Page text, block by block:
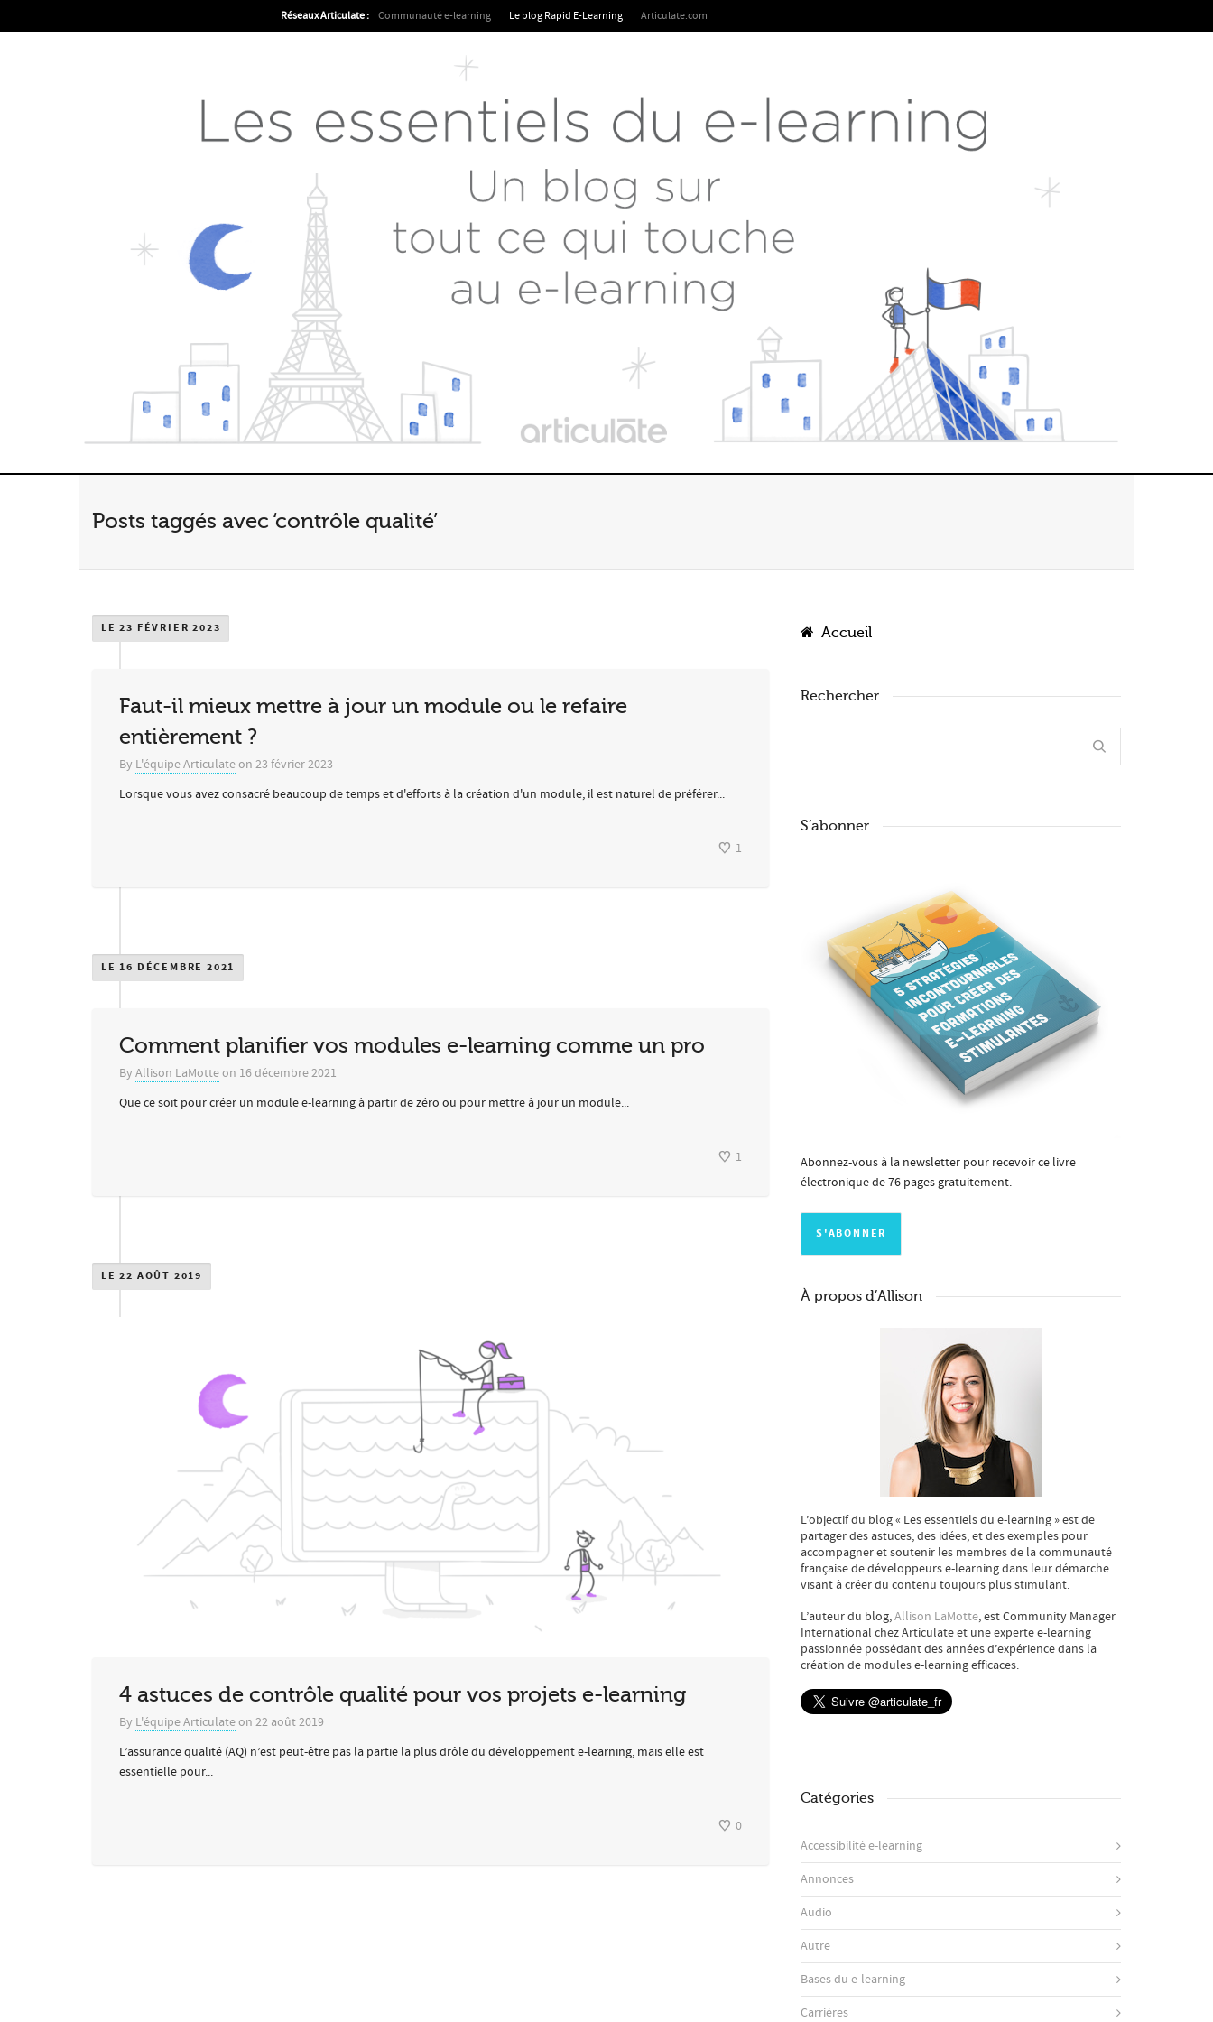
Réseaux Articulate : Communauté e-learning Le blog Rapid E-Learning Articulate.com
Posts taggés avec ‘contrôle qualité’
LE 23 FÉVRIER 2023
Faut-il mieux mettre à jour un module ou le refaire
entièrement ?
By L'équipe Articulateon 23 février 2023
Lorsque vous avez consacré beaucoup de temps et d'efforts à la création d'un module, il est naturel de préférer...
1
LE 16 DÉCEMBRE 2021
Comment planifier vos modules e-learning comme un pro
By Allison LaMotteon 16 décembre 2021
Que ce soit pour créer un module e-learning à partir de zéro ou pour mettre à jour un module...
1
LE 22 AOÛT 2019
4 astuces de contrôle qualité pour vos projets e-learning
By L'équipe Articulateon 22 août 2019
L’assurance qualité (AQ) n’est peut-être pas la partie la plus drôle du développement e-learning, mais elle est
essentielle pour...
0
Accueil
Rechercher
S’abonner
Abonnez-vous à la newsletter pour recevoir ce livre
électronique de 76 pages gratuitement.
À propos d’Allison
L’objectif du blog « Les essentiels du e-learning » est de
partager des astuces, des idées, et des exemples pour
accompagner et soutenir les membres de la communauté
française de développeurs e-learning dans leur démarche
visant à créer du contenu toujours plus stimulant.
L’auteur du blog,Allison LaMotte, est Community Manager
International chez Articulate et une experte e-learning
passionnée possédant des années d’expérience dans la
création de modules e-learning efficaces.
Catégories
Accessibilité e-learning
Annonces
Audio
Autre
Bases du e-learning
Carrières